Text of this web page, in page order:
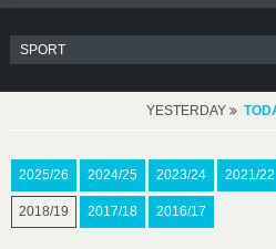
YESTERDAY
2025/26 2024/25 2023/24 2021/22
2018/19 2017/18 2016/17